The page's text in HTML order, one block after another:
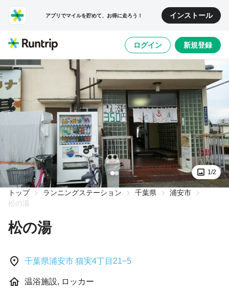
アプリでマイルを貯めて、お得に走ろう！ インストール
ログイン 新規登録
1/2
トップ ランニングステーション 千葉県
浦安市
松の湯
松の湯
千葉県浦安市 猫実4丁目21−5
温浴施設, ロッカー